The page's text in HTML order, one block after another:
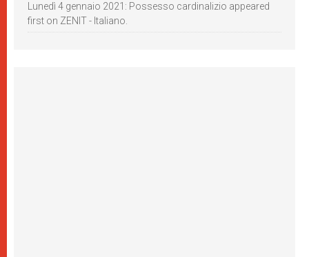
Lunedì 4 gennaio 2021: Possesso cardinalizio appeared
first on ZENIT - Italiano.